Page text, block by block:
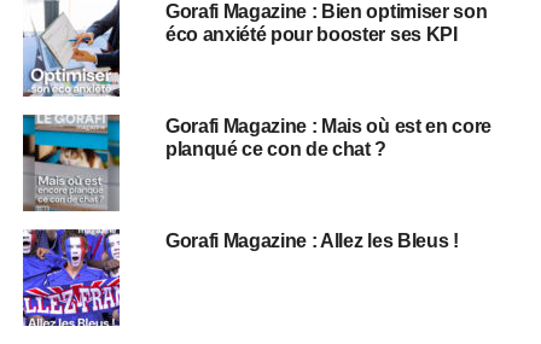
Gorafi Magazine : Bien optimiser son
éco anxiété pour booster ses KPI
Gorafi Magazine : Mais où est en core
planqué ce con de chat ?
Gorafi Magazine : Allez les Bleus !